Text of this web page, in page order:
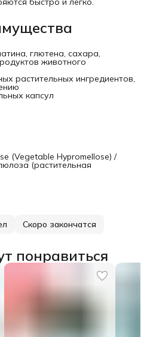
глютена, сахара,
животного
растительных ингредиентов,
капсул
(Vegetable Hypromellose) /
(растительная
Скоро закончатся
понравиться